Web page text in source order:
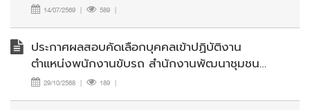
14/07/2569 | 589 |
ประกาศผลสอบคัดเลือกบุคคลเข้าปฏิบัติงาน
ตำแหน่งพนักงานขับรถ สำนักงานพัฒนาชุมชน
จังหวัดลพบุรี
29/10/2568 | 189 |